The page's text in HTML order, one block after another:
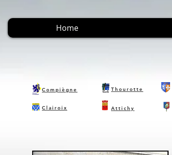
Home
Compiègne
Clairoix
Thourotte
Attichy